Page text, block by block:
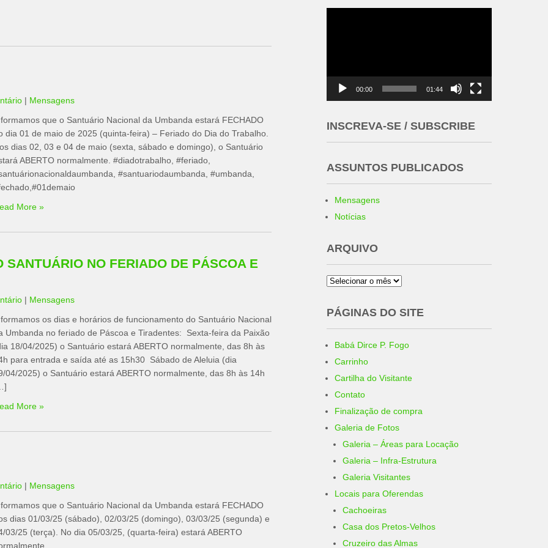
| Mensagens
que o Santuário Nacional da Umbanda estará FECHADO
dia 01 de maio de 2025 (quinta-feira) – Feriado do Dia do Trabalho.
dias 02, 03 e 04 de maio (sexta, sábado e domingo), o Santuário
ABERTO normalmente. #diadotrabalho, #feriado,
#santuariodaumbanda, #umbanda,
More »
SANTUÁRIO NO FERIADO DE PÁSCOA E
| Mensagens
os dias e horários de funcionamento do Santuário Nacional
Umbanda no feriado de Páscoa e Tiradentes: ⁠ ⁠Sexta-feira da Paixão
18/04/2025) o Santuário estará ABERTO normalmente, das 8h às
para entrada e saída até as 15h30 ⁠ ⁠Sábado de Aleluia (dia
04/2025) o Santuário estará ABERTO normalmente, das 8h às 14h
More »
| Mensagens
que o Santuário Nacional da Umbanda estará FECHADO
dias 01/03/25 (sábado), 02/03/25 (domingo), 03/03/25 (segunda) e
03/25 (terça). No dia 05/03/25, (quarta-feira) estará ABERTO
00:00 01:44
INSCREVA-SE / SUBSCRIBE
ASSUNTOS PUBLICADOS
Mensagens
Notícias
ARQUIVO
Arquivo
PÁGINAS DO SITE
Babá Dirce P. Fogo
Carrinho
Cartilha do Visitante
Contato
Finalização de compra
Galeria de Fotos
Galeria – Áreas para Locação
Galeria – Infra-Estrutura
Galeria Visitantes
Locais para Oferendas
Cachoeiras
Casa dos Pretos-Velhos
Cruzeiro das Almas